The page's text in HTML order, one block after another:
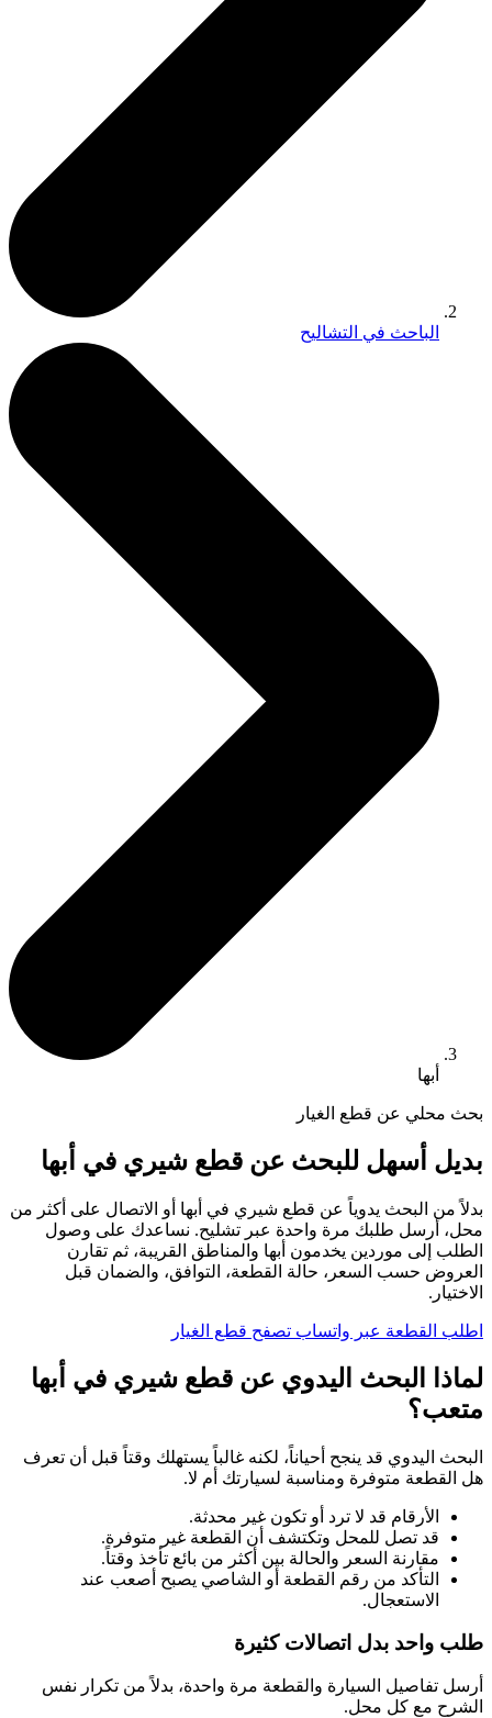
الباحث في التشاليح
أبها
بحث محلي عن قطع الغيار
بديل أسهل للبحث عن قطع شيري في أبها
بدلاً من البحث يدوياً عن قطع شيري في أبها أو الاتصال على أكثر من
محل، أرسل طلبك مرة واحدة عبر تشليح. نساعدك على وصول
الطلب إلى موردين يخدمون أبها والمناطق القريبة، ثم تقارن
العروض حسب السعر، حالة القطعة، التوافق، والضمان قبل
الاختيار.
اطلب القطعة عبر واتساب تصفح قطع الغيار
لماذا البحث اليدوي عن قطع شيري في أبها
متعب؟
البحث اليدوي قد ينجح أحياناً، لكنه غالباً يستهلك وقتاً قبل أن تعرف
هل القطعة متوفرة ومناسبة لسيارتك أم لا.
الأرقام قد لا ترد أو تكون غير محدثة.
قد تصل للمحل وتكتشف أن القطعة غير متوفرة.
مقارنة السعر والحالة بين أكثر من بائع تأخذ وقتاً.
التأكد من رقم القطعة أو الشاصي يصبح أصعب عند
الاستعجال.
طلب واحد بدل اتصالات كثيرة
أرسل تفاصيل السيارة والقطعة مرة واحدة، بدلاً من تكرار نفس
الشرح مع كل محل.